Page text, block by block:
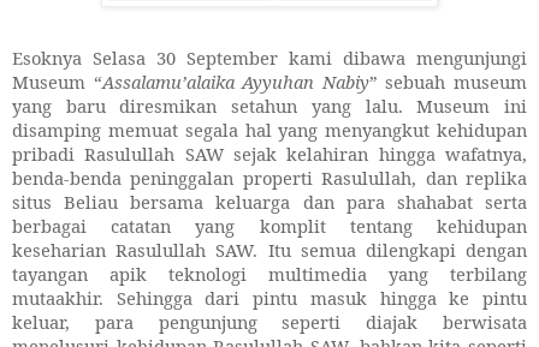
Esoknya Selasa 30 September kami dibawa mengunjungi
Museum “Assalamu’alaika Ayyuhan Nabiy” sebuah museum
yang baru diresmikan setahun yang lalu. Museum ini
disamping memuat segala hal yang menyangkut kehidupan
pribadi Rasulullah SAW sejak kelahiran hingga wafatnya,
benda-benda peninggalan properti Rasulullah, dan replika
situs Beliau bersama keluarga dan para shahabat serta
berbagai catatan yang komplit tentang kehidupan
keseharian Rasulullah SAW. Itu semua dilengkapi dengan
tayangan apik teknologi multimedia yang terbilang
mutaakhir. Sehingga dari pintu masuk hingga ke pintu
keluar, para pengunjung seperti diajak berwisata